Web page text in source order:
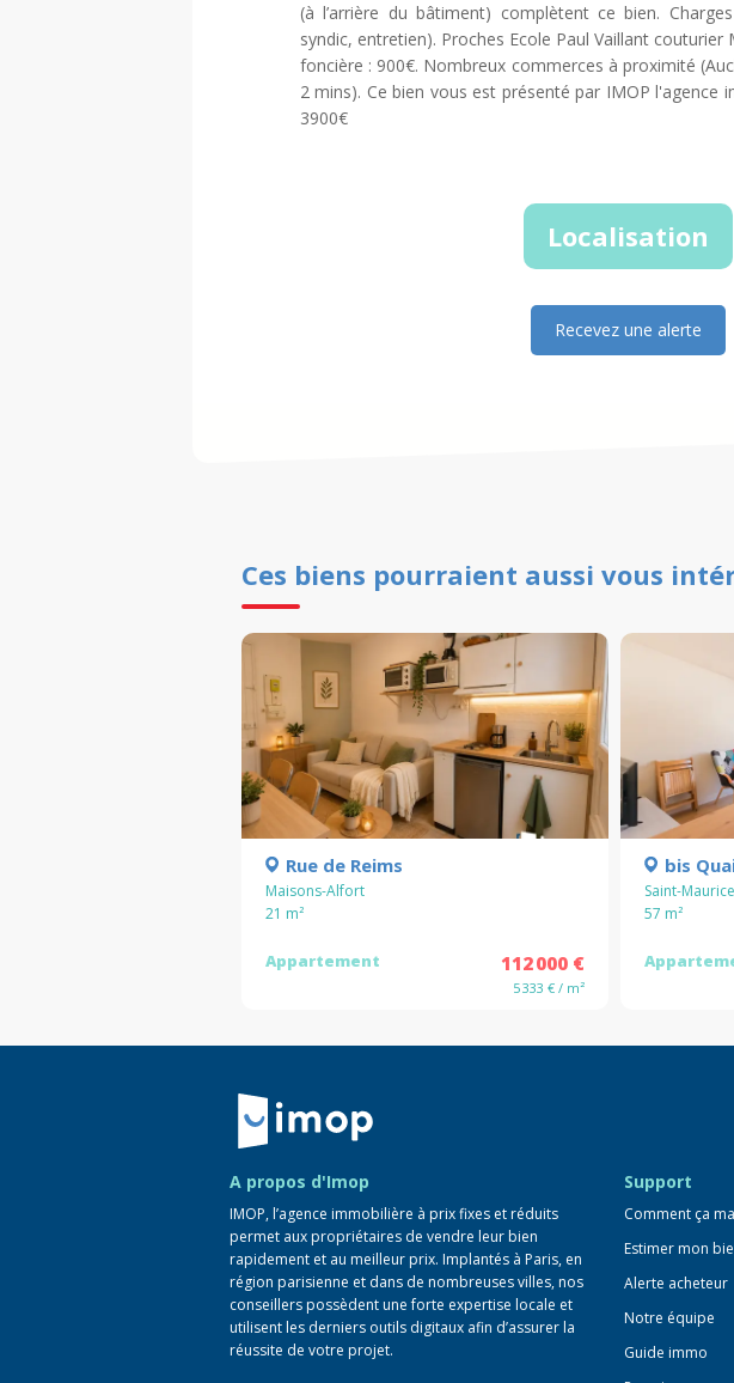
(à l’arrière du bâtiment) complètent ce bien.
syndic, entretien). Proches Ecole Paul Vaillant couturier
foncière : 900€. Nombreux commerces à proximité
2 mins). Ce bien vous est présenté par IMOP l'agence
3900€
Localisation
Recevez une alerte
Ces biens pourraient aussi vous
Rue de Reims
Maisons-Alfort
21 m²
Appartement 112 000 €
5 333 € / m²
bis
Saint-Maurice
57 m²
Retour à la navigation principale
A propos d'Imop
IMOP, l’agence immobilière à prix fixes et réduits
permet aux propriétaires de vendre leur bien
rapidement et au meilleur prix. Implantés à Paris, en
région parisienne et dans de nombreuses villes, nos
conseillers possèdent une forte expertise locale et
utilisent les derniers outils digitaux afin d’assurer la
réussite de votre projet.
Support
Comment ça
Estimer mon
Alerte acheteur
Notre équipe
Guide immo